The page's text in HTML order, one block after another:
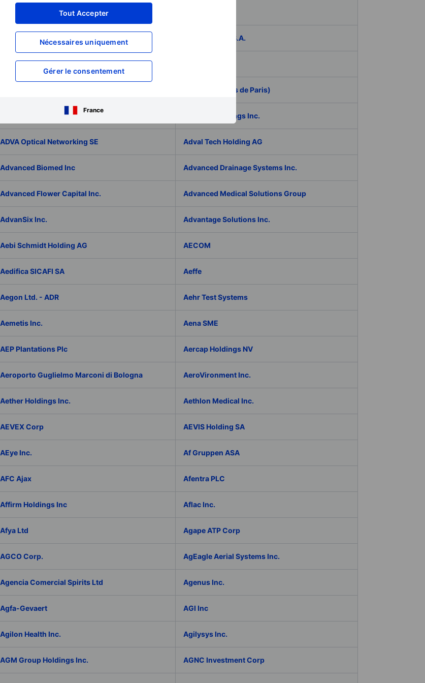
Tout Accepter
Nécessaires uniquement
Gérer le consentement
France
Adlai Nortye Limited - ADR ADLER Group S.A.
Admiral Group Plc
ADP (Aeroports de Paris)
ADTRAN Holdings Inc.
ADVA Optical Networking SE Adval Tech Holding AG
Advanced Biomed Inc Advanced Drainage Systems Inc.
Advanced Flower Capital Inc. Advanced Medical Solutions Group
AdvanSix Inc. Advantage Solutions Inc.
Aebi Schmidt Holding AG AECOM
Aedifica SICAFI SA Aeffe
Aegon Ltd. - ADR Aehr Test Systems
Aemetis Inc. Aena SME
AEP Plantations Plc Aercap Holdings NV
Aeroporto Guglielmo Marconi di Bologna AeroVironment Inc.
Aether Holdings Inc. Aethlon Medical Inc.
AEVEX Corp AEVIS Holding SA
AEye Inc. Af Gruppen ASA
AFC Ajax Afentra PLC
Affirm Holdings Inc Aflac Inc.
Afya Ltd Agape ATP Corp
AGCO Corp. AgEagle Aerial Systems Inc.
Agencia Comercial Spirits Ltd Agenus Inc.
Agfa-Gevaert AGI Inc
Agilon Health Inc. Agilysys Inc.
AGM Group Holdings Inc. AGNC Investment Corp